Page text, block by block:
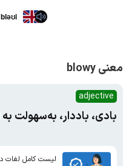
معنی blowy
adjective
بادی، باددار، به‌سهولت
لیست کامل لغات